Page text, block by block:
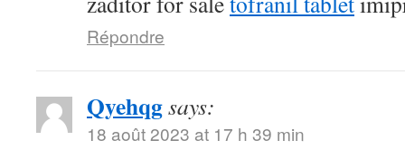
Répondre
Qyehqgsays:
18 août 2023 at 17 h 39 min